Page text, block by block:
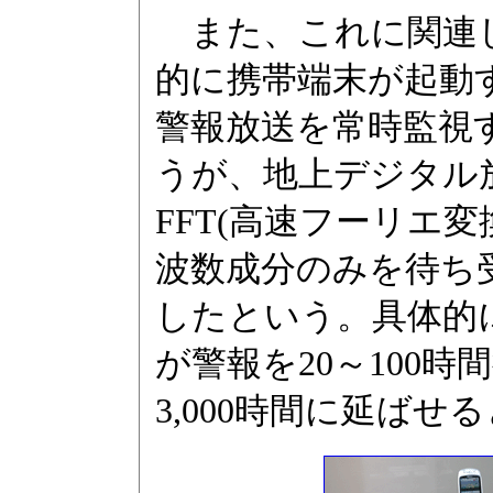
また、これに関連
的に携帯端末が起
警報放送を常時監視
うが、地上デジタ
FFT(高速フーリエ
波数成分のみを待ち
したという。具体
が警報を20～100時
3,000時間に延ばせ